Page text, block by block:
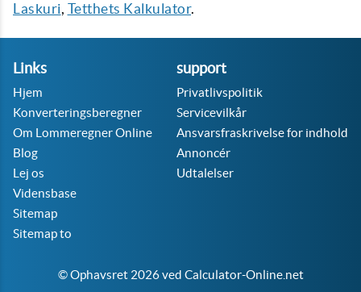
Laskuri, Tetthets Kalkulator.
Links
Hjem
Konverteringsberegner
Om Lommeregner Online
Blog
Lej os
Vidensbase
Sitemap
Sitemap to
support
Privatlivspolitik
Servicevilkår
Ansvarsfraskrivelse for indhold
Annoncér
Udtalelser
© Ophavsret 2026 ved Calculator-Online.net